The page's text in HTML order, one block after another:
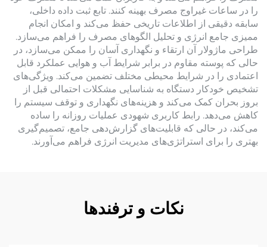
را در ساعات غیراوج مصرف بهینه کنند. تابع ثبت داده داخلی،
سابقه دقیقی از اطلاعات تاریخی حفظ می‌کند و امکان انجام
ممیزی جامع انرژی و تحلیل الگوهای مصرف را فراهم می‌سازد.
طراحی ماژولار آن ارتقاء و نگهداری آسان را ممکن می‌سازد، در
حالی که پوسته مقاوم در برابر شرایط آب و هوایی عملکرد قابل
اعتمادی را در شرایط محیطی مختلف تضمین می‌کند. ویژگی‌های
تشخیص خودکار دستگاه به شناسایی مشکلات احتمالی قبل از
بروز بحران کمک می‌کند و هزینه‌های نگهداری و توقف سیستم را
کاهش می‌دهد. رابط کاربری شهودی عملیات روزانه را ساده
می‌کند، در حالی که قابلیت‌های گزارش‌دهی جامع، تصمیم‌گیری
بهتری را برای استراتژی‌های مدیریت انرژی فراهم می‌آورند.
نکات و ترفندها